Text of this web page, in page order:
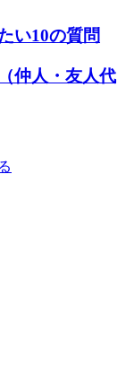
い10の質問
仲人・友人代